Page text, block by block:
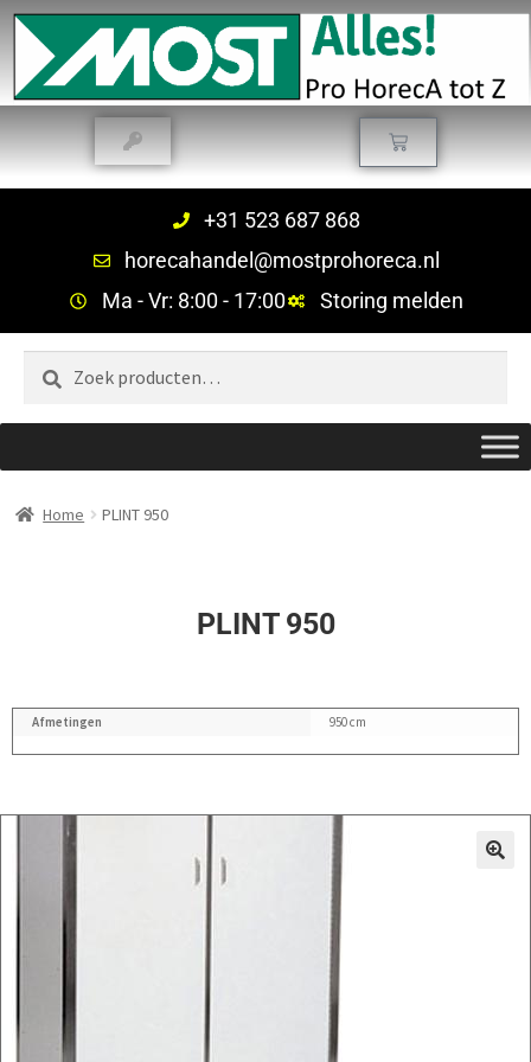
+31 523 687 868
horecahandel@mostprohoreca.nl
Ma - Vr: 8:00 - 17:00
Storing melden
Zoeken
Home PLINT 950
PLINT 950
Afmetingen 950 cm